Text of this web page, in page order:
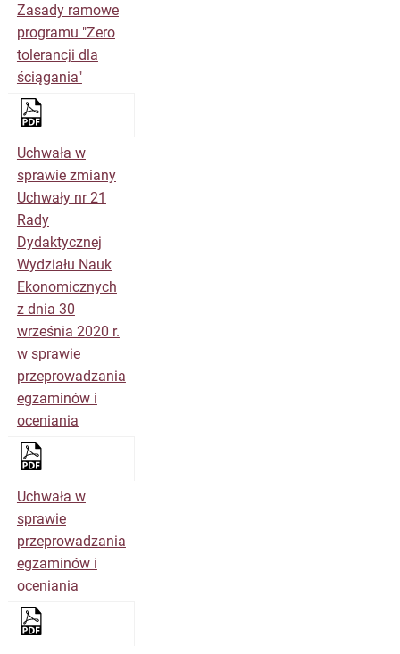
Zasady ramowe
programu "Zero
tolerancji dla
ściągania"
Uchwała w
sprawie zmiany
Uchwały nr 21
Rady
Dydaktycznej
Wydziału Nauk
Ekonomicznych
z dnia 30
września 2020 r.
w sprawie
przeprowadzania
egzaminów i
oceniania
Uchwała w
sprawie
przeprowadzania
egzaminów i
oceniania